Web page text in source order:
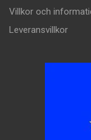
Villkor och
Leveransvillkor